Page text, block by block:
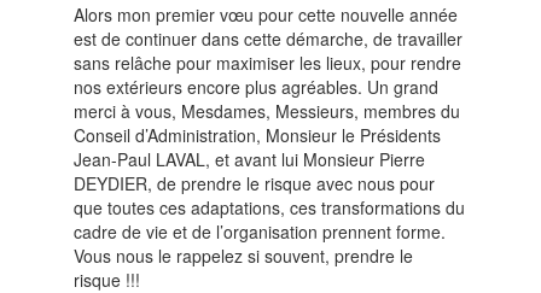
Alors mon premier vœu pour cette nouvelle année
est de continuer dans cette démarche, de travailler
sans relâche pour maximiser les lieux, pour rendre
nos extérieurs encore plus agréables. Un grand
merci à vous, Mesdames, Messieurs, membres du
Conseil d’Administration, Monsieur le Présidents
Jean-Paul LAVAL, et avant lui Monsieur Pierre
DEYDIER, de prendre le risque avec nous pour
que toutes ces adaptations, ces transformations du
cadre de vie et de l’organisation prennent forme.
Vous nous le rappelez si souvent, prendre le
risque !!!